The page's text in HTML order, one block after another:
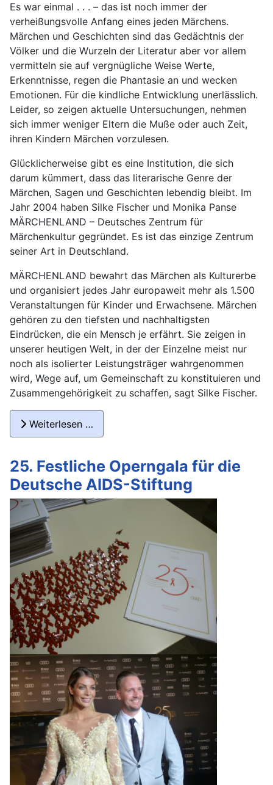
Es war einmal . . . – das ist noch immer der
verheißungsvolle Anfang eines jeden Märchens.
Märchen und Geschichten sind das Gedächtnis der
Völker und die Wurzeln der Literatur aber vor allem
vermitteln sie auf vergnügliche Weise Werte,
Erkenntnisse, regen die Phantasie an und wecken
Emotionen. Für die kindliche Entwicklung unerlässlich.
Leider, so zeigen aktuelle Untersuchungen, nehmen
sich immer weniger Eltern die Muße oder auch Zeit,
ihren Kindern Märchen vorzulesen.
Glücklicherweise gibt es eine Institution, die sich
darum kümmert, dass das literarische Genre der
Märchen, Sagen und Geschichten lebendig bleibt. Im
Jahr 2004 haben Silke Fischer und Monika Panse
MÄRCHENLAND – Deutsches Zentrum für
Märchenkultur gegründet. Es ist das einzige Zentrum
seiner Art in Deutschland.
MÄRCHENLAND bewahrt das Märchen als Kulturerbe
und organisiert jedes Jahr europaweit mehr als 1.500
Veranstaltungen für Kinder und Erwachsene. Märchen
gehören zu den tiefsten und nachhaltigsten
Eindrücken, die ein Mensch je erfährt. Sie zeigen in
unserer heutigen Welt, in der der Einzelne meist nur
noch als isolierter Leistungsträger wahrgenommen
wird, Wege auf, um Gemeinschaft zu konstituieren und
Zusammengehörigkeit zu schaffen, sagt Silke Fischer.
Weiterlesen …
25. Festliche Operngala für die
Deutsche AIDS-Stiftung